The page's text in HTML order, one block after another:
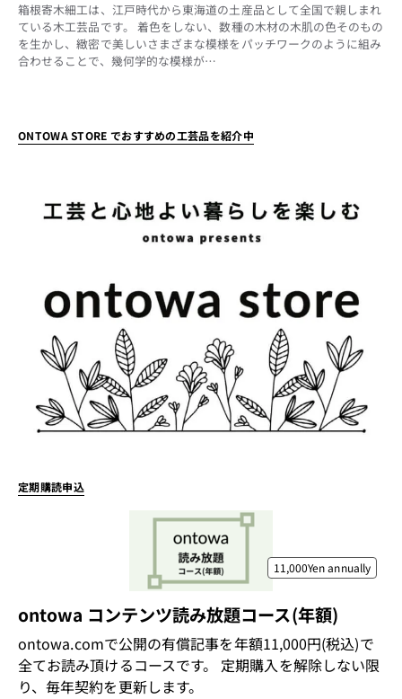
箱根寄木細工は、江戸時代から東海道の土産品として全国で親しまれ
ている木工芸品です。 着色をしない、数種の木材の木肌の色そのもの
を生かし、緻密で美しいさまざまな模様をパッチワークのように組み
合わせることで、幾何学的な模様が…
ONTOWA STORE でおすすめの工芸品を紹介中
定期購読申込
11,000Yenannually
ontowa コンテンツ読み放題コース(年額)
ontowa.comで公開の有償記事を年額11,000円(税込)で
全てお読み頂けるコースです。 定期購入を解除しない限
り、毎年契約を更新します。